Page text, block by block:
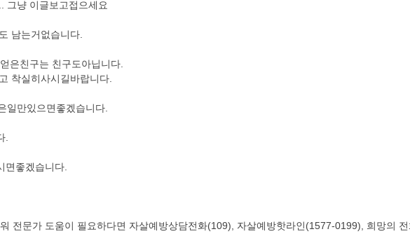
그냥 이글보고접으세요
남는거없습니다.
은친구는 친구도아닙니다.
착실히사시길바랍니다.
일만있으면좋겠습니다.
.
면좋겠습니다.
전문가 도움이 필요하다면 자살예방상담전화(109), 자살예방핫라인(1577-0199), 희망의